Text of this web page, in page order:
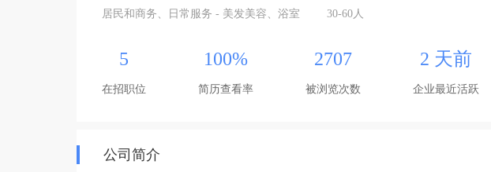
居民和商务、日常服务 - 美发美容、浴室 30-60人
5
在招职位
100%
简历查看率
2707
被浏览次数
2 天前
企业最近活跃
公司简介